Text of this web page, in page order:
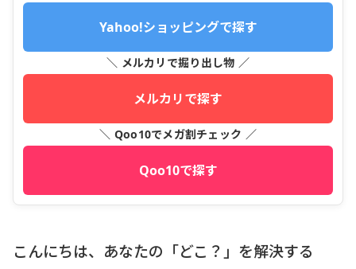
Yahoo!ショッピングで探す
＼ メルカリで掘り出し物 ／
メルカリで探す
＼ Qoo10でメガ割チェック ／
Qoo10で探す
こんにちは、あなたの「どこ？」を解決する